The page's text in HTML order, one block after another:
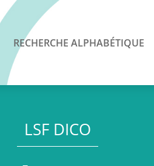
RECHERCHE ALPHABÉTIQUE
LSF DICO